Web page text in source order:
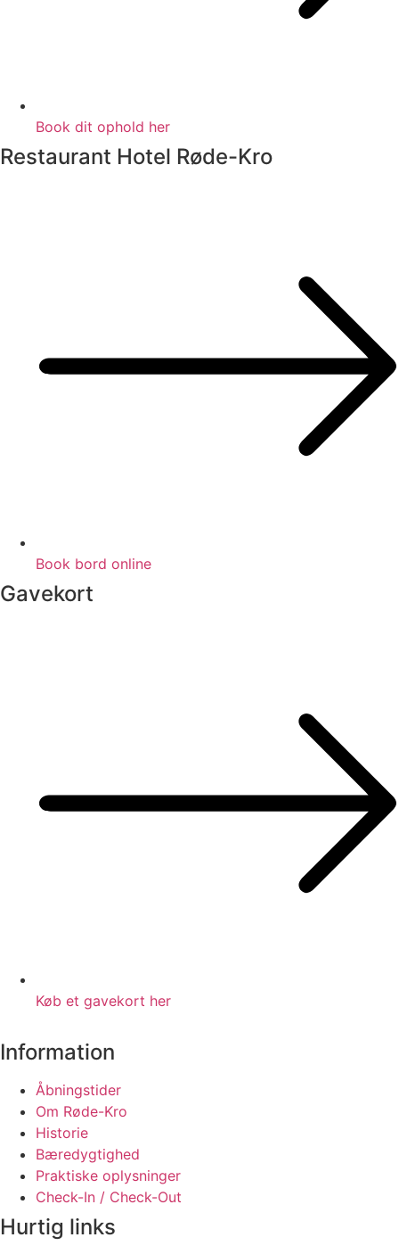
Book dit ophold her
Restaurant Hotel Røde-Kro
Book bord online
Gavekort
Køb et gavekort her
Information
Åbningstider
Om Røde-Kro
Historie
Bæredygtighed
Praktiske oplysninger
Check-In / Check-Out
Hurtig links